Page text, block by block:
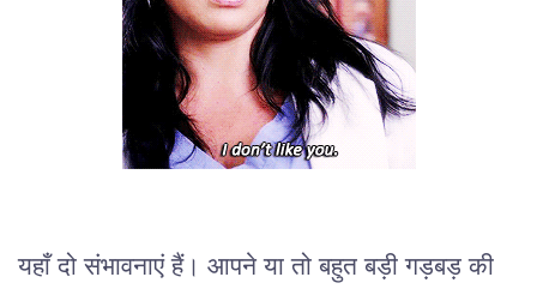
यहाँ दो संभावनाएं हैं। आपने या तो बहुत बड़ी गड़बड़ की